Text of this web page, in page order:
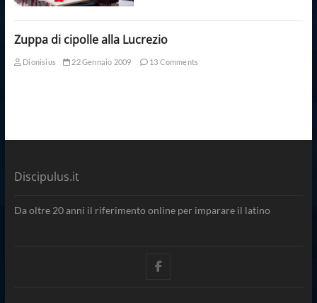
Zuppa di cipolle alla Lucrezio
Dionisius 22 Gennaio 2009 13 Comments
Discipulus.it
Da oltre 20 anni il riferimento online per imparare il latino
facebook